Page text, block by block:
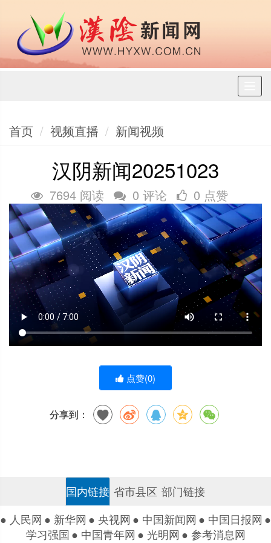
首页 视频直播 新闻视频
汉阴新闻20251023
7694 阅读 0 评论 0 点赞
点赞(0)
分享到：
国内链接 省市县区 部门链接
● 人民网 ● 新华网 ● 央视网 ● 中国新闻网 ● 中国日报网 ●
学习强国● 中国青年网 ● 光明网 ● 参考消息网